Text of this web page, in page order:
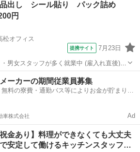
品出し シール貼り パック詰め
円
松オフィス
提携サイト 7月23日
スタッフが多く就業中 (雇入れ直後)
お仕事です♪＞ ・揚げ物や煮物、お弁当な
・パック詰めして、売り場に出せる状態
ン
ーカーの期間従業員募集
料の寮費・通勤バス等によりお金が貯まりや
車株式会社 Ad
祝金あり】料理ができなくても大丈夫
安定して働けるキッチンスタッフ…